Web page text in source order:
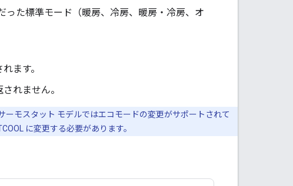
った標準モード（暖房、冷房、暖房・冷房、オ
ます。
れません。
ーモスタット モデルではエコモードの変更がサポートされて
に変更する必要があります。